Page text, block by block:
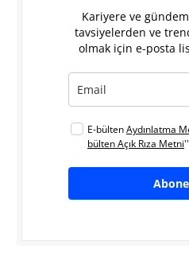
Kariyere ve
tavsiyelerden ve
olmak için e-posta
E-bültenAydınlatma
bülten Açık Rıza Metni